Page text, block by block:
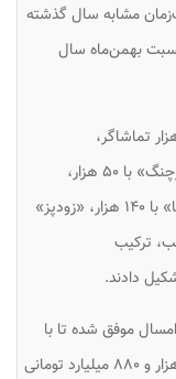
بیشتر از مدت‌زمان مشابه سال گذشته
از رشد ۴۱ درصدی به‌نسبت بهمن‌ماه سال
کمدی «۷۰سی» با ۱ میلیون و ۲۹۰ هزار تماشاگر،
پرمخاطب‌ترین و پرفروش‌ترین فیلم ماه بود. «خرچنگ» با ۵۰ هزار،
«آریاشهر دو نفر» با ۲۰۰ هزار، «صبحانه با زرافه‌ها» با ۱۴۰ هزار، «زودپز»
۱۱۵ هزار مخاطب، ترکیب
دادند.
طی ۱۱ ماه نخست امسال موفق شده تا با
جذب ۳۳ میلیون و ۴۵۰ هزار مخاطب، به گیشه هزار و ۸۸۰ میلیارد تومانی